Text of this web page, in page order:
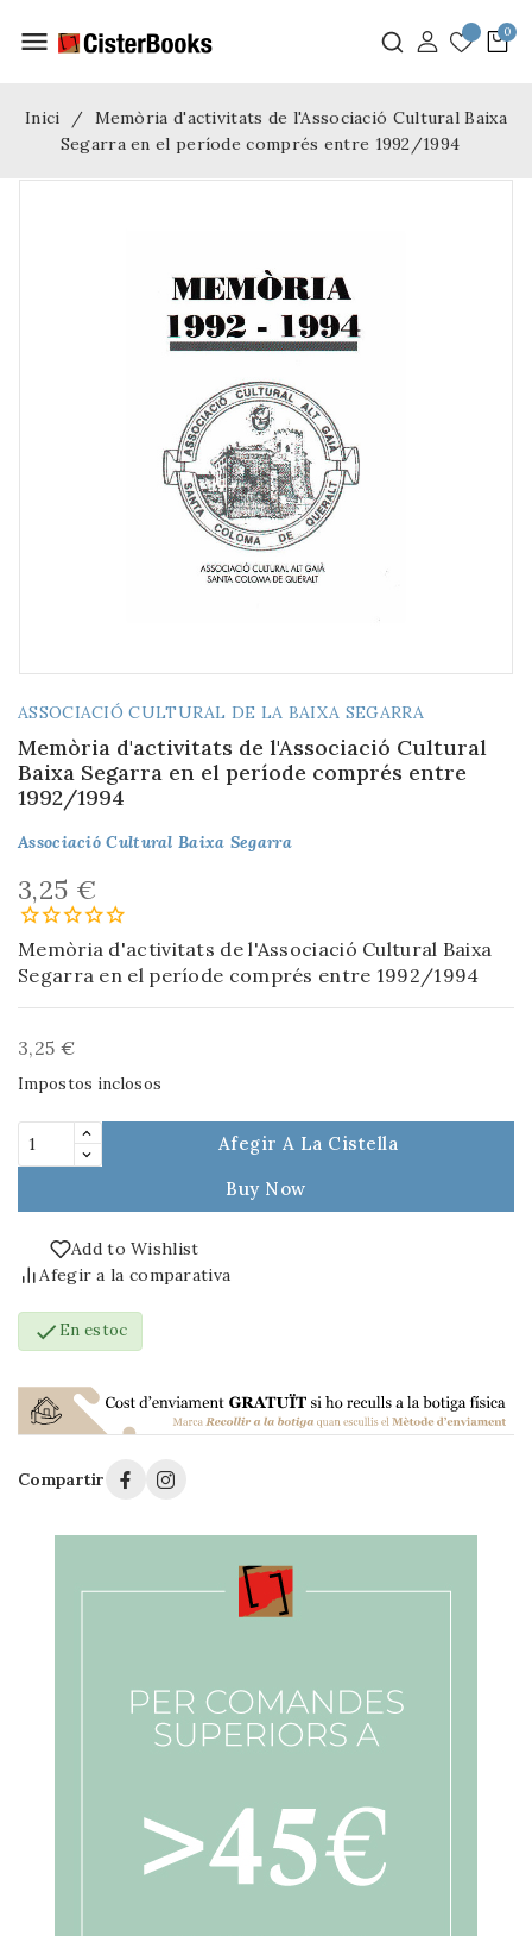
menu
Inici
Memòria d'activitats de l'Associació Cultural Baixa
Segarra en el període comprés entre 1992/1994
ASSOCIACIÓ CULTURAL DE LA BAIXA SEGARRA
Memòria d'activitats de l'Associació Cultural
Baixa Segarra en el període comprés entre
1992/1994
Associació Cultural Baixa Segarra
3,25 €
Memòria d'activitats de l'Associació Cultural Baixa
Segarra en el període comprés entre 1992/1994
3,25 €
Impostos inclosos
Afegir A La Cistella
Buy Now
Add to Wishlist
Afegir a la comparativa
 En estoc
Compartir